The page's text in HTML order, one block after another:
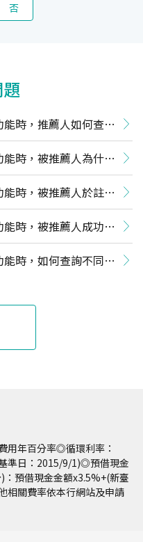
否
薦碼？
碼B，是否可進行變
用年百分率◎循環利率：
準日：2015/9/1)◎預借現金
預借現金金額x3.5%+(新臺
關費率依本行網站及申請